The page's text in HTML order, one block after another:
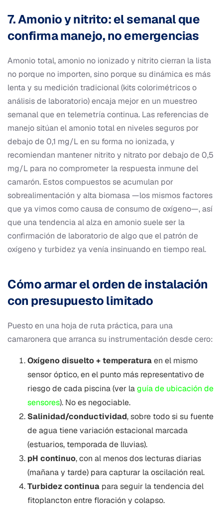
7. Amonio y nitrito: el semanal que
confirma manejo, no emergencias
Amonio total, amonio no ionizado y nitrito cierran la lista
no porque no importen, sino porque su dinámica es más
lenta y su medición tradicional (kits colorimétricos o
análisis de laboratorio) encaja mejor en un muestreo
semanal que en telemetría continua. Las referencias de
manejo sitúan el amonio total en niveles seguros por
debajo de 0,1 mg/L en su forma no ionizada, y
recomiendan mantener nitrito y nitrato por debajo de 0,5
mg/L para no comprometer la respuesta inmune del
camarón. Estos compuestos se acumulan por
sobrealimentación y alta biomasa —los mismos factores
que ya vimos como causa de consumo de oxígeno—, así
que una tendencia al alza en amonio suele ser la
confirmación de laboratorio de algo que el patrón de
oxígeno y turbidez ya venía insinuando en tiempo real.
Cómo armar el orden de instalación
con presupuesto limitado
Puesto en una hoja de ruta práctica, para una
camaronera que arranca su instrumentación desde cero:
Oxígeno disuelto + temperaturaen el mismo
sensor óptico, en el punto más representativo de
riesgo de cada piscina (ver laguía de ubicación de
sensores). No es negociable.
Salinidad/conductividad, sobre todo si su fuente
de agua tiene variación estacional marcada
(estuarios, temporada de lluvias).
pH continuo, con al menos dos lecturas diarias
(mañana y tarde) para capturar la oscilación real.
Turbidez continua para seguir la tendencia del
fitoplancton entre floración y colapso.